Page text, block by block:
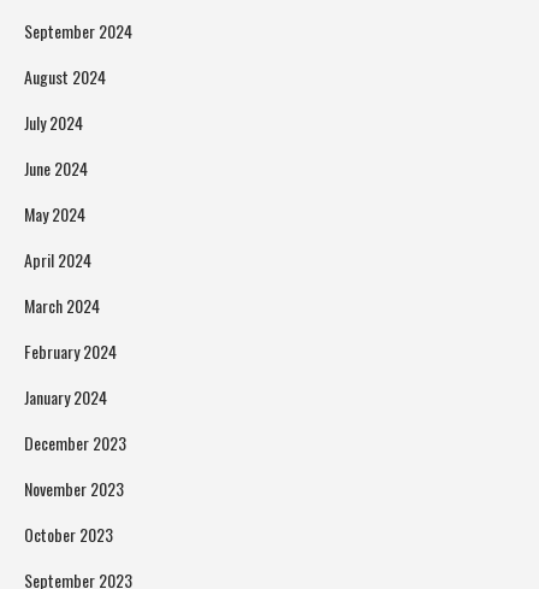
September 2024
August 2024
July 2024
June 2024
May 2024
April 2024
March 2024
February 2024
January 2024
December 2023
November 2023
October 2023
September 2023